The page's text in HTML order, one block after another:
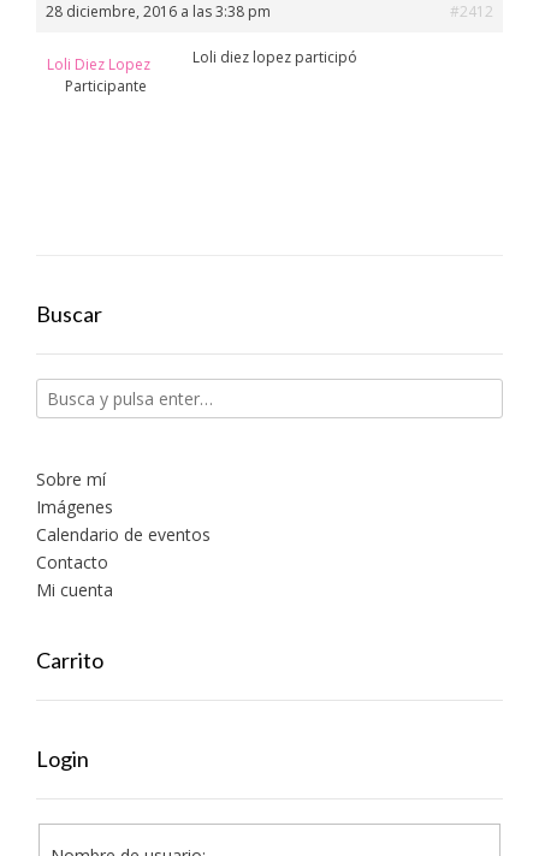
28 diciembre, 2016 a las 3:38 pm #2412
Loli Diez Lopez
Participante
Loli diez lopez participó
Buscar
Sobre mí
Imágenes
Calendario de eventos
Contacto
Mi cuenta
Carrito
Login